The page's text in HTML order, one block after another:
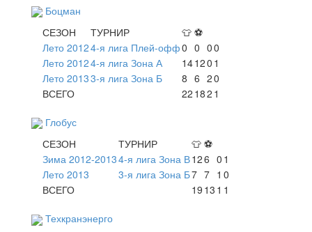
Боцман
СЕЗОН
ТУРНИР 👕 ⚽
Лето 20124-я лига Плей-офф0 0 00
Лето 20124-я лига Зона А 14120 1
Лето 20133-я лига Зона Б 8 6 20
ВСЕГО
22 182 1
Глобус
СЕЗОН
ТУРНИР 👕 ⚽
Зима 2012-20134-я лига Зона В126 0 1
Лето 2013
3-я лига Зона Б7 7 1 0
ВСЕГО
19 13 1 1
Техкранэнерго